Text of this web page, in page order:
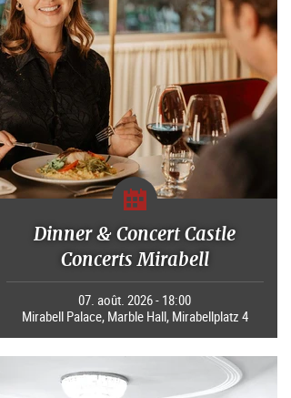
Dinner & Concert Castle
Concerts Mirabell
07. août. 2026 - 18:00
Mirabell Palace, Marble Hall, Mirabellplatz 4